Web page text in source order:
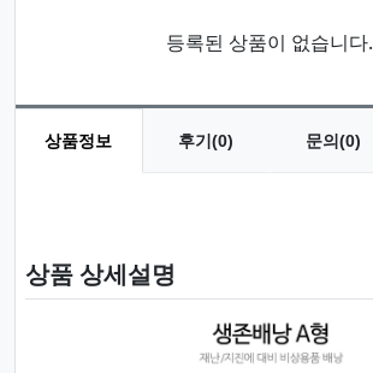
등록된 상품이 없습니다.
상품정보 후기(0) 문의(0)
상품 상세설명